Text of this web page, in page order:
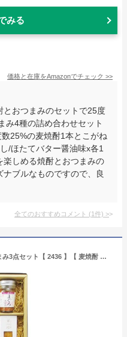
みる
価格と在庫をAmazonでチェック >>
おつまみのセットで25度
み4種の詰め合わせセット
25%の麦焼酎1本とこがね
/ほたてバター醤油味x各1
しめる焼酎とおつまみの
ブルなものですので、良
全てのおすすめコメント (1件) >
くじらの白麦 720ml + 人気おつまみ3点セット【 2436 】【 麦焼酎 】【 要冷蔵 】【 送料無料 】【 父の日 贈り物 ギフト プレゼント 】